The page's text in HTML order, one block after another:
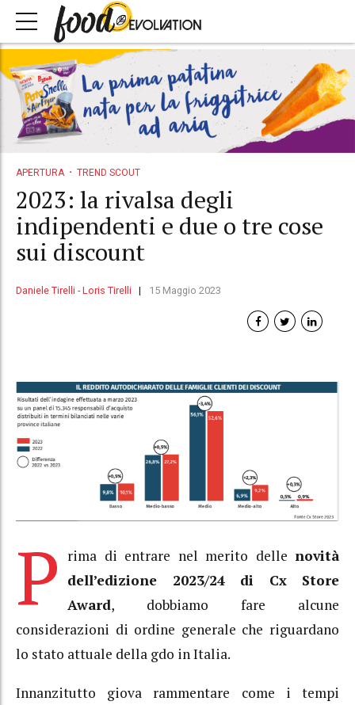
APERTURA TREND SCOUT
2023: la rivalsa degli
indipendenti e due o tre cose
sui discount
Daniele Tirelli - Loris Tirelli 15 Maggio 2023
P rima di entrare nel merito delle novità
dell’edizione 2023/24 di Cx Store
Award, dobbiamo fare alcune
considerazioni di ordine generale che riguardano
lo stato attuale della gdo in Italia.
Innanzitutto giova rammentare come i tempi